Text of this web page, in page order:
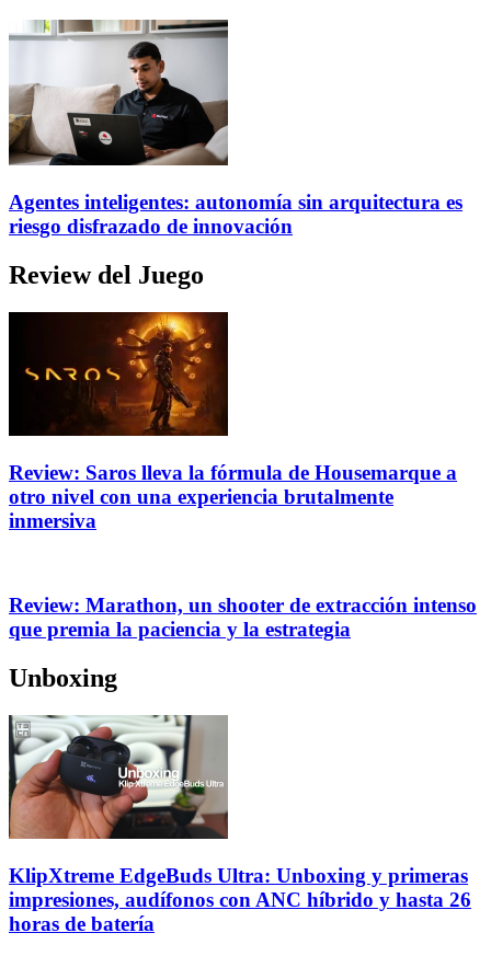
Agentes inteligentes: autonomía sin arquitectura es
riesgo disfrazado de innovación
Review del Juego
Review: Saros lleva la fórmula de Housemarque a
otro nivel con una experiencia brutalmente
inmersiva
Review: Marathon, un shooter de extracción intenso
que premia la paciencia y la estrategia
Unboxing
KlipXtreme EdgeBuds Ultra: Unboxing y primeras
impresiones, audífonos con ANC híbrido y hasta 26
horas de batería